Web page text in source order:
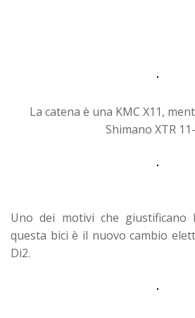
La catena è una KMC X11,
Shimano XTR
Uno dei motivi che giustificano
questa bici è il nuovo cambio
Di2.